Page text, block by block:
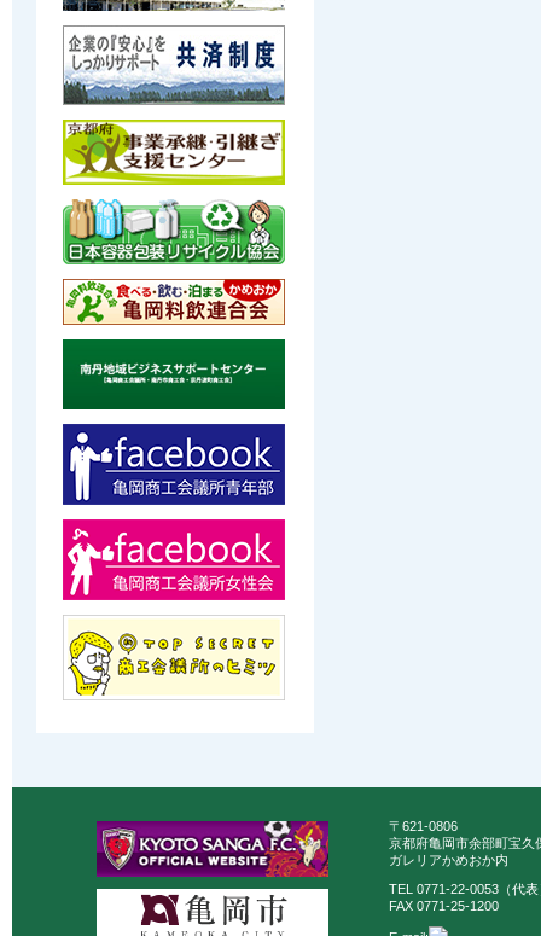
〒621-0806
京都府亀岡市余部町宝久
ガレリアかめおか内
TEL 0771-22-0053（代表
FAX 0771-25-1200